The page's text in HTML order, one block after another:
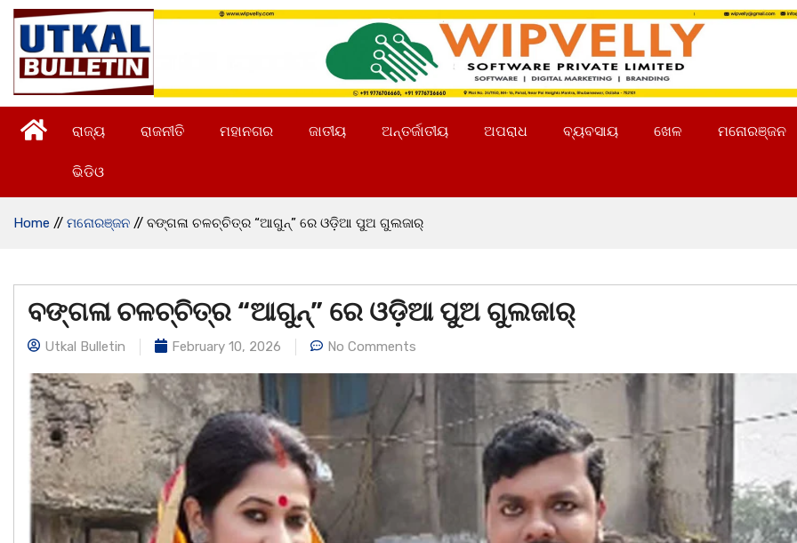
ରାଜ୍ୟ ରାଜନୀତି ମହାନଗର ଜାତୀୟ ଅନ୍ତର୍ଜାତୀୟ ଅପରାଧ ବ୍ୟବସାୟ ଖେଳ ମନୋରଞ୍ଜନ
ଭିଡିଓ
Home // ମନୋରଞ୍ଜନ // ବଙ୍ଗଳା ଚଳଚ୍ଚିତ୍ର “ଆଗୁନ୍” ରେ ଓଡ଼ିଆ ପୁଅ ଗୁଲଜାର୍
ବଙ୍ଗଳା ଚଳଚ୍ଚିତ୍ର “ଆଗୁନ୍” ରେ ଓଡ଼ିଆ ପୁଅ ଗୁଲଜାର୍
Utkal Bulletin February 10, 2026 No Comments